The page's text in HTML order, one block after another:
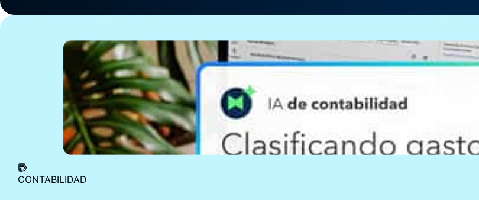
ahorran un
promedio de 13
horasal mes
cuando usan Intuit
Intelligence.2
CONTABILIDAD